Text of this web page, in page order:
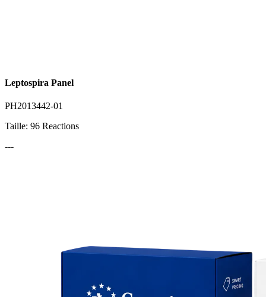
Leptospira Panel
PH2013442-01
Taille: 96 Reactions
---